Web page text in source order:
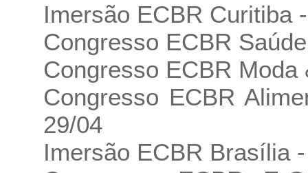
Imersão ECBR Curitiba
Congresso ECBR
Congresso ECBR
Congresso ECBR
29/04
Imersão ECBR Brasília